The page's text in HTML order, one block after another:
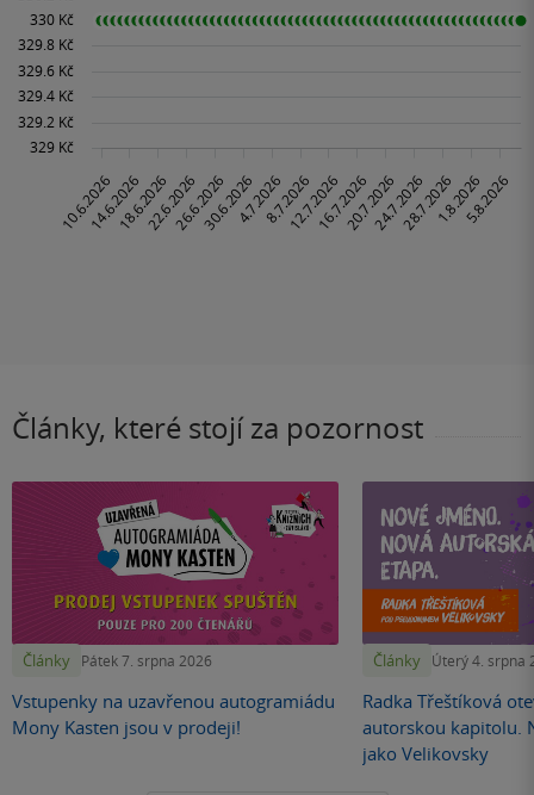
Články, které stojí za pozornost
Články Pátek 7. srpna 2026
Vstupenky na uzavřenou autogramiádu
Mony Kasten jsou v prodeji!
Články Úterý 4. srpna
Radka Třeštíková
autorskou kapitolu.
jako Velikovsky